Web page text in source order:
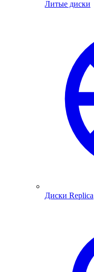
Литые диски
Диски Replica